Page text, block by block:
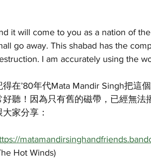
it will come to you as a nation of
go away. This shabad has the
I am accurately using the
得在’80年代Mata Mandir Singh把這
好聽！因為只有舊的磁帶，已經無法
大家分享：
Hot Winds)